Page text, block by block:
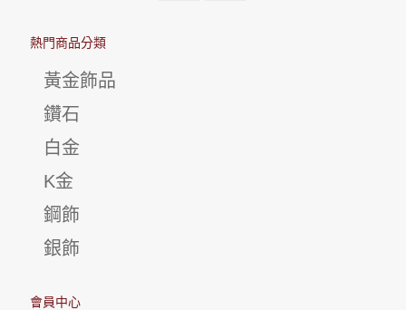
熱門商品分類
黃金飾品
鑽石
白金
K金
鋼飾
銀飾
會員中心